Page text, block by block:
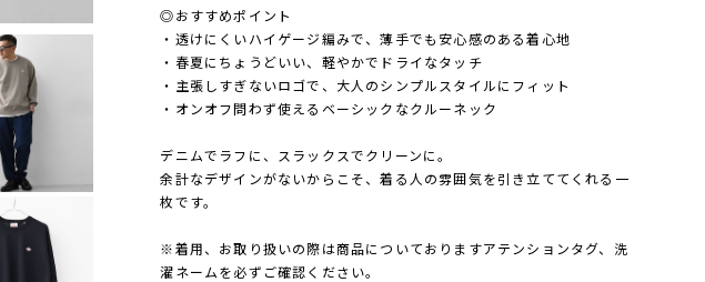
◎おすすめポイント
・透けにくいハイゲージ編みで、薄手でも安心感のある着心地
・春夏にちょうどいい、軽やかでドライなタッチ
・主張しすぎないロゴで、大人のシンプルスタイルにフィット
・オンオフ問わず使えるベーシックなクルーネック
デニムでラフに、スラックスでクリーンに。
余計なデザインがないからこそ、着る人の雰囲気を引き立ててくれる一
枚です。
※着用、お取り扱いの際は商品についておりますアテンションタグ、洗
濯ネームを必ずご確認ください。